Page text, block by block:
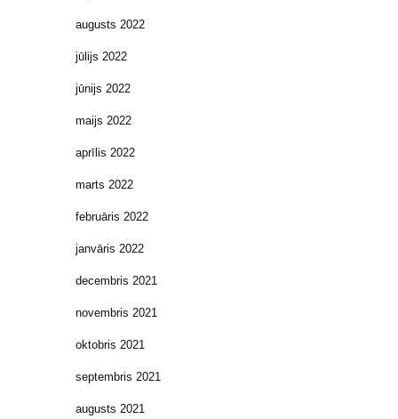
augusts 2022
jūlijs 2022
jūnijs 2022
maijs 2022
aprīlis 2022
marts 2022
februāris 2022
janvāris 2022
decembris 2021
novembris 2021
oktobris 2021
septembris 2021
augusts 2021